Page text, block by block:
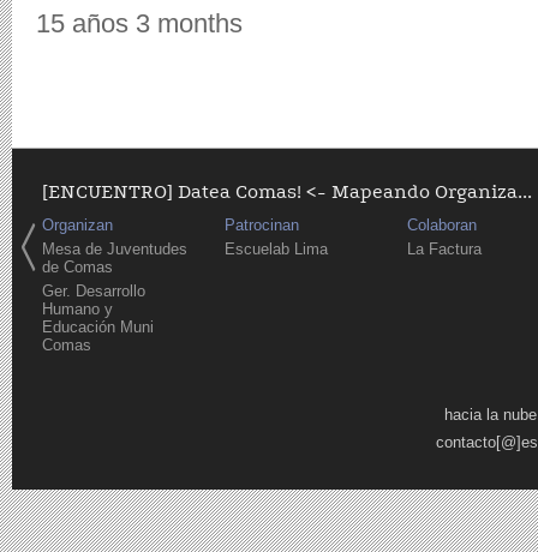
15 años 3 months
[ENCUENTRO] Datea Comas! <- Mapeando Organiza...
Organizan
Mesa de Juventudes
de Comas
Ger. Desarrollo
Humano y
Educación Muni
Comas
Patrocinan
Escuelab Lima
Colaboran
La Factura
hacia la